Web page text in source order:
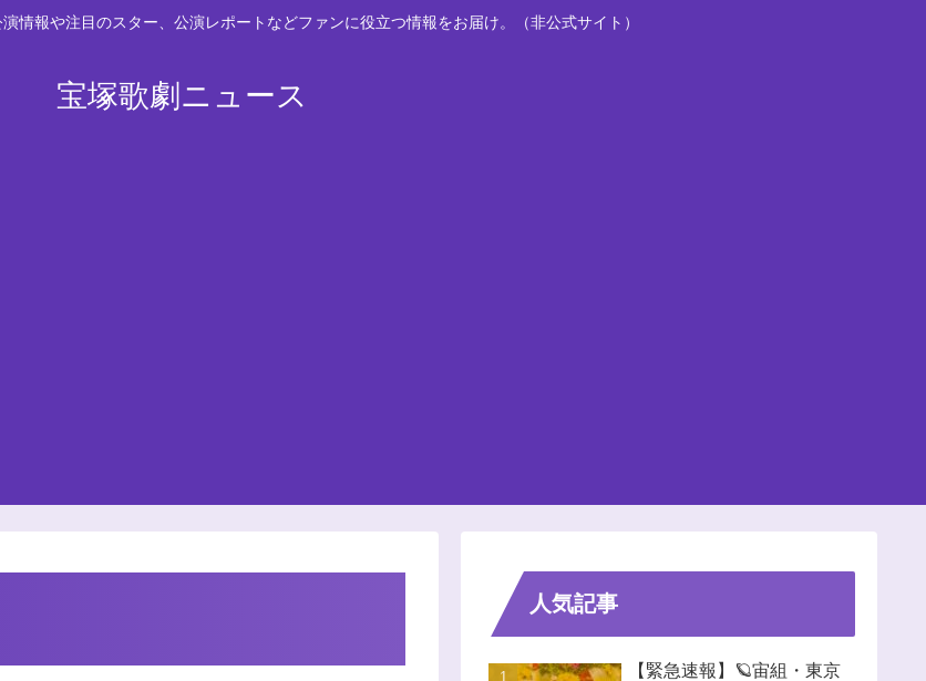
情報や注目のスター、公演レポートなどファンに役立つ情報をお届け。（非公式サイト）
宝塚歌劇ニュース
人気記事
【緊急速報】🪐宙組・東京